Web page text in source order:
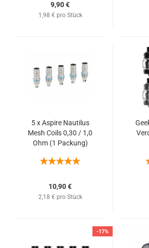
9,90 €
1,98 € pro Stück
5 x Aspire Nautilus
Mesh Coils 0,30 / 1,0
Ohm (1 Packung)
10,90 €
2,18 € pro Stück
-17%